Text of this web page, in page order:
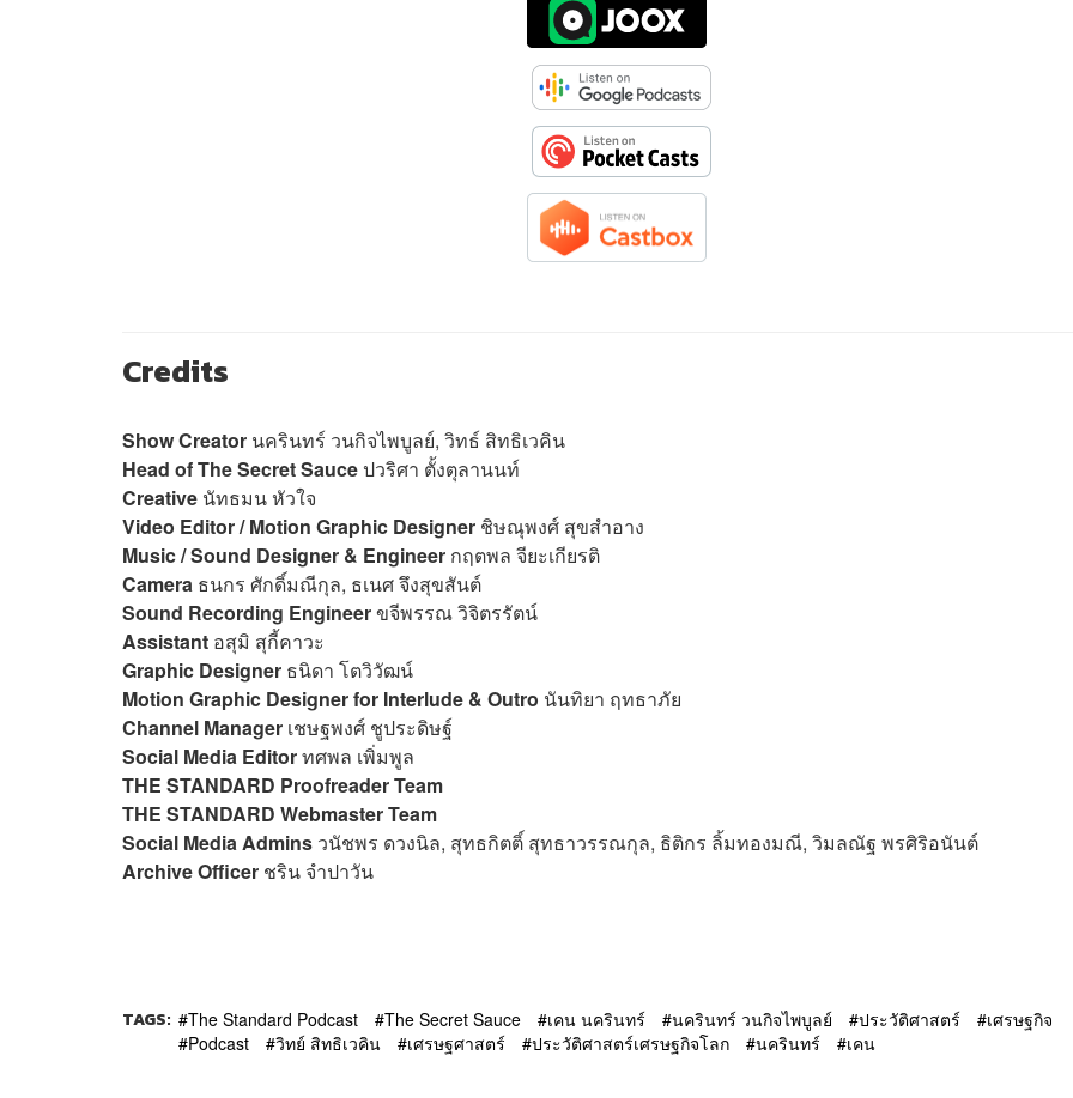
Credits
Show Creator นครินทร์ วนกิจไพบูลย์, วิทธ์ สิทธิเวคิน
Head of The Secret Sauceปวริศา ตั้งตุลานนท์
Creative นัทธมน หัวใจ
Video Editor / Motion Graphic Designer ชิษณุพงศ์ สุขสำอาง
Music / Sound Designer & Engineer กฤตพล จียะเกียรติ
Camera ธนกร ศักดิ์มณีกุล, ธเนศ จึงสุขสันต์
Sound Recording Engineerขจีพรรณ วิจิตรรัตน์
Assistant อสุมิ สุกี้คาวะ
Graphic Designer ธนิดา โตวิวัฒน์
Motion Graphic Designer for Interlude & Outro นันทิยา ฤทธาภัย
Channel Manager เชษฐพงศ์ ชูประดิษฐ์
Social Media Editorทศพล เพิ่มพูล
THE STANDARD Proofreader Team
THE STANDARD Webmaster Team
Social Media Admins วนัชพร ดวงนิล, สุทธกิตติ์​ สุทธาวรรณกุล, ธิติกร ลิ้มทองมณี, วิมลณัฐ พรศิริอนันต์
Archive Officer ชริน จำปาวัน
TAGS: The Standard Podcast The Secret Sauce เคน นครินทร์ นครินทร์ วนกิจไพบูลย์ ประวัติศาสตร์
เศรษฐกิจ
Podcast
วิทย์ สิทธิเวคิน เศรษฐศาสตร์ ประวัติศาสตร์เศรษฐกิจโลก นครินทร์ เคน